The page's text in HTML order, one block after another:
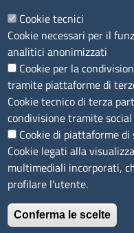
Seguici su
Sito web
Accesso riservato
Mappa del sito
Menù privacy
Cookie Note legali
Dichiarazione di
© 2026 Camere di
Cookie tecnici
Cookie necessari per il
analitici anonimizzati
Cookie per la
tramite piattaforme di
Cookie tecnico di terza
condivisione tramite
Cookie di piattaforme
Cookie legati alla
multimediali incorporati,
profilare l'utente.
Conferma le scelte